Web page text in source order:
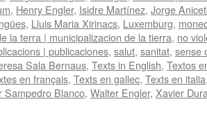
, Henry Engler, Isidre Martínez, Jorge
, Lluis Maria Xirinacs, Luxemburg,
la terra | municipalizacion de la tierra, no
| publicaciones, salut, sanitat, sense
Sala Bernaus, Texts in English, Textos
en français, Texts en gallec, Texts en italia
Sampedro Blanco, Walter Engler, Xavier